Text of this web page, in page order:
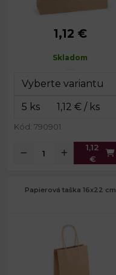
Rozmery:
43 x 40 x 15
Gramáž: 150 g/m²
1,12 €
Skladom
Kód: 790901
1,12
€
Papierová taška 16x22 cm